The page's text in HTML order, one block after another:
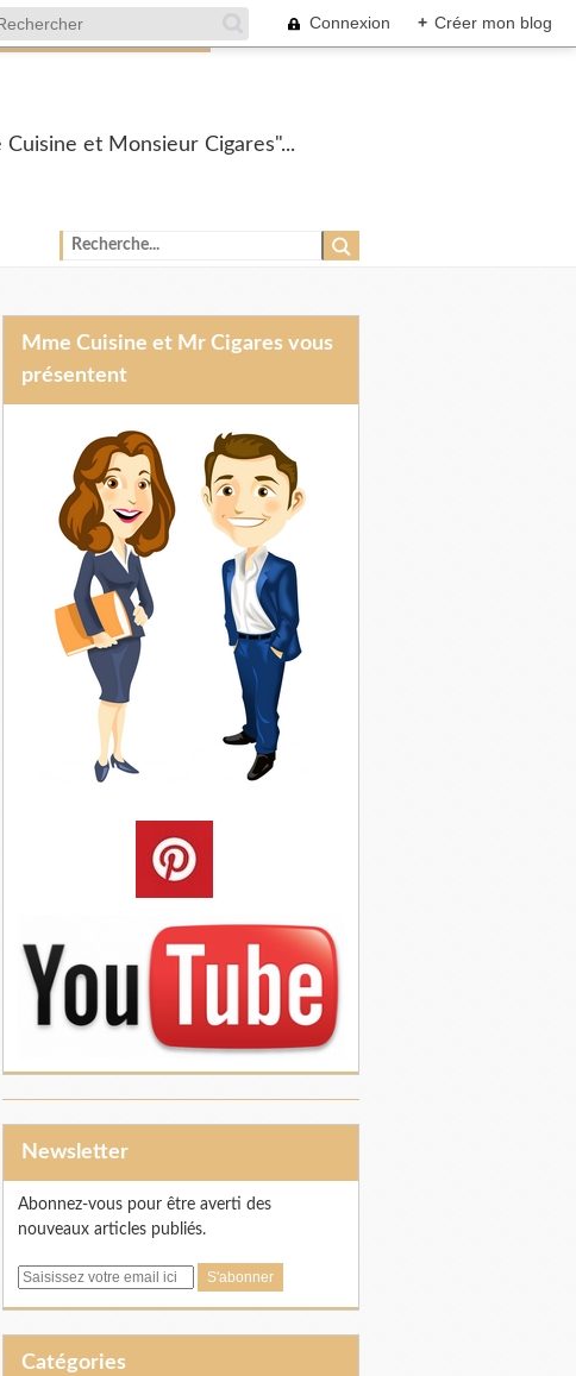
Connexion + Créer mon blog
et Monsieur Cigares"...
Mme Cuisine et Mr Cigares vous
présentent
Newsletter
Abonnez-vous pour être averti des
nouveaux articles publiés.
E
Catégories